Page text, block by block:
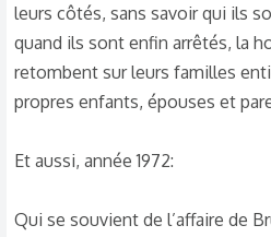
n
s
leurs côtés, sans savoir qui ils
quand ils sont enfin arrêtés, la
retombent sur leurs familles
propres enfants, épouses et
Et aussi, année 1972:
Qui se souvient de l’affaire de